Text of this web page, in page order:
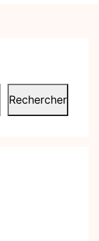
Rechercher